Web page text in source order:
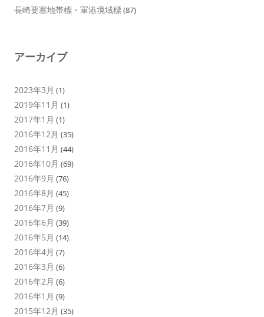
長崎要塞地帯標・軍港境域標(87)
アーカイブ
2023年3月 (1)
2019年11月 (1)
2017年1月 (1)
2016年12月 (35)
2016年11月 (44)
2016年10月 (69)
2016年9月 (76)
2016年8月 (45)
2016年7月 (9)
2016年6月 (39)
2016年5月 (14)
2016年4月 (7)
2016年3月 (6)
2016年2月 (6)
2016年1月 (9)
2015年12月 (35)